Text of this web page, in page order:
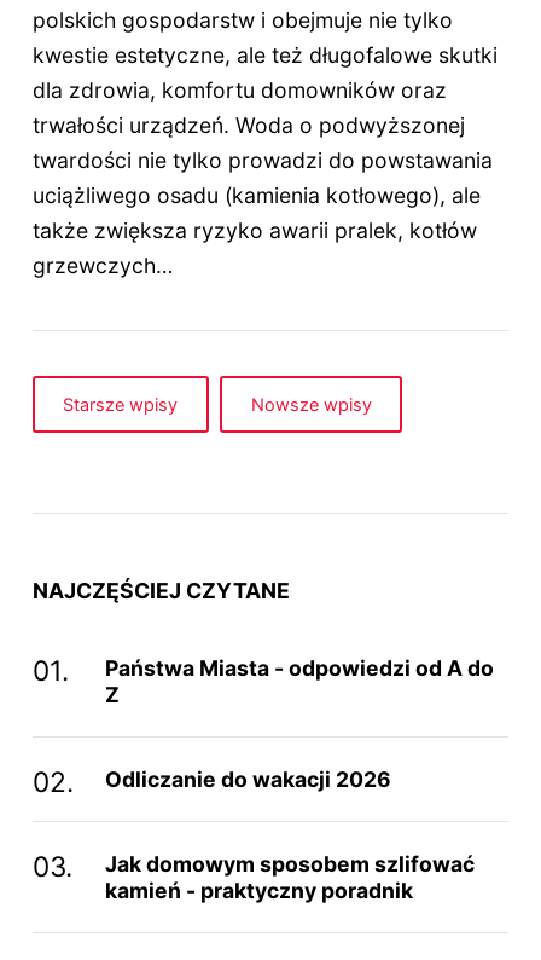
polskich gospodarstw i obejmuje nie tylko
kwestie estetyczne, ale też długofalowe skutki
dla zdrowia, komfortu domowników oraz
trwałości urządzeń. Woda o podwyższonej
twardości nie tylko prowadzi do powstawania
uciążliwego osadu (kamienia kotłowego), ale
także zwiększa ryzyko awarii pralek, kotłów
grzewczych…
Starsze wpisy Nowsze wpisy
NAJCZĘŚCIEJ CZYTANE
Państwa Miasta - odpowiedzi od A do
Z
Odliczanie do wakacji 2026
Jak domowym sposobem szlifować
kamień - praktyczny poradnik